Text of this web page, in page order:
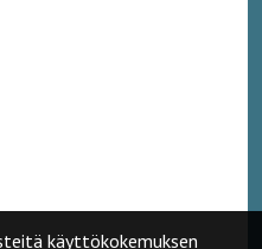
käyttökokemuksen